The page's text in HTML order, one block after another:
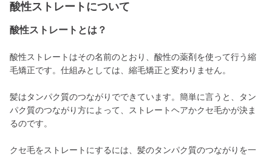
酸性ストレートについて
酸性ストレートとは？
酸性ストレートはその名前のとおり、酸性の薬剤を使って行う縮
毛矯正です。仕組みとしては、縮毛矯正と変わりません。
髪はタンパク質のつながりでできています。簡単に言うと、タン
パク質のつながり方によって、ストレートヘアかクセ毛かが決ま
るのです。
クセ毛をストレートにするには、髪のタンパク質のつながりを一